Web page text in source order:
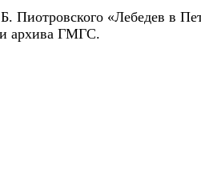
Пиотровского «Лебедев в
архива ГМГС.